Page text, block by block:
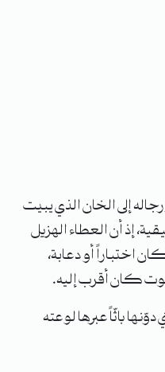
إلى الخان الذي يبيت
إذ أن العطاء الهزيل
اختباراً أو دعابة،
كان أقرب إليه.
باثّاً عبرها لوعته